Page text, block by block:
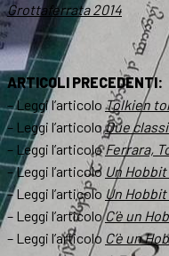
Grottaferrata 2014
ARTICOLI PRECEDENTI:
– Leggi l’articolo Tolkien
– Leggi l’articoloDue
– Leggi l’articoloFerrara,
– Leggi l’articolo Un
– Leggi l’articolo Un
– Leggi l’articoloC’è un
– Leggi l’articolo C’è un